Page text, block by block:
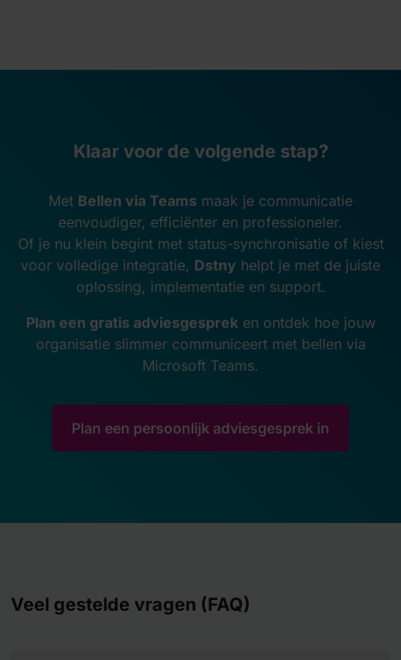
Klaar voor de volgende stap?
Met Bellen via Teams maak je communicatie
eenvoudiger, efficiënter en professioneler.
Of je nu klein begint met status-synchronisatie of kiest
voor volledige integratie, Dstny helpt je met de juiste
oplossing, implementatie en support.
Plan een gratis adviesgespreken ontdek hoe jouw
organisatie slimmer communiceert met bellen via
Microsoft Teams.
Plan een persoonlijk adviesgesprek in
Veel gestelde vragen (FAQ)